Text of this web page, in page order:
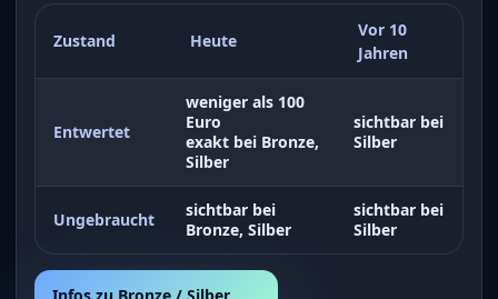
Zustand Heute
Vor 10
Jahren
Entwertet
weniger als 100
Euro
exakt bei Bronze,
Silber
sichtbar bei
Silber
Ungebraucht
sichtbar bei
Bronze, Silber
sichtbar bei
Silber